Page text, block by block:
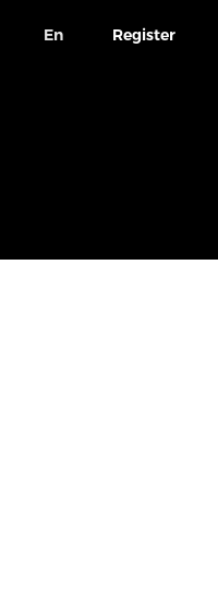
En Register